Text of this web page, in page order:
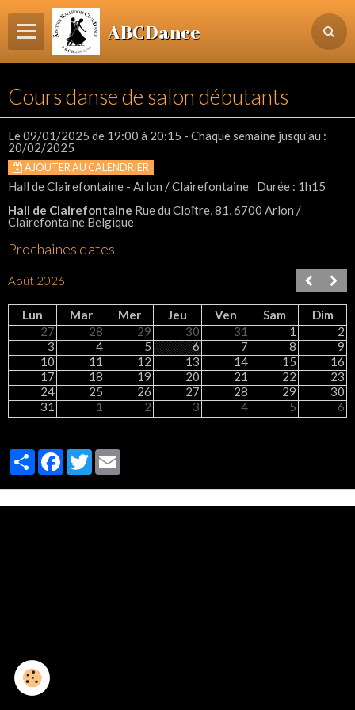
ABCDance
Informations
Agenda Evénements / Cours / Workshops
Inscription & Cours
Contact
Login membre
Cours danse de salon débutants
Le 09/01/2025 de 19:00 à 20:15 - Chaque semaine jusqu'au :
20/02/2025
AJOUTER AU CALENDRIER
Hall de Clairefontaine - Arlon / Clairefontaine
Durée : 1h15
Hall de Clairefontaine Rue du Cloître, 81, 6700 Arlon /
Clairefontaine Belgique
Prochaines dates
Août 2026
Lun Mar Mer Jeu Ven Sam
Dim
27
28 29 30 31 1
2
3
4 5 6 7 8
9
10
11 12 13 14 15
16
17
18 19 20 21 22
23
24
25 26 27 28 29
30
31
1 2 3 4 5 6
PartagerFacebook
Twitter